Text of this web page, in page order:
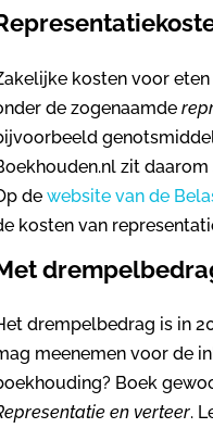
kosten voor
de zogenaamde
zit
de website van de
kosten van
drempelbedrag is in
meenemen voor de
Boek
en verteer.